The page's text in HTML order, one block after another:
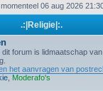
06 aug 2026
.:|Religie|:.
forum is lidmaatschap
het aanvragen van
Moderafo's